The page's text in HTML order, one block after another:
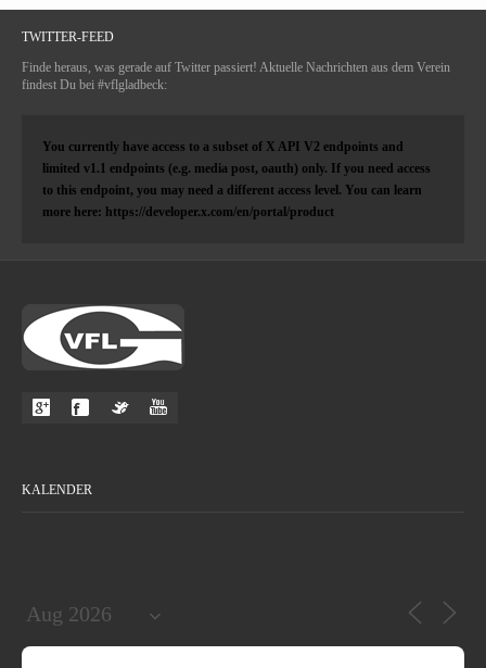
TWITTER-FEED
Finde heraus, was gerade auf Twitter passiert! Aktuelle Nachrichten aus dem Verein
findest Du bei #vflgladbeck:
You currently have access to a subset of X API V2 endpoints and
limited v1.1 endpoints (e.g. media post, oauth) only. If you need access
to this endpoint, you may need a different access level. You can learn
more here: https://developer.x.com/en/portal/product
KALENDER